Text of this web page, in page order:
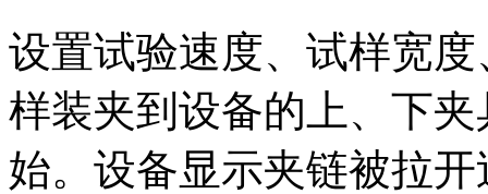
设置试验速度、试样宽
样装夹到设备的上、下
始。设备显示夹链被拉